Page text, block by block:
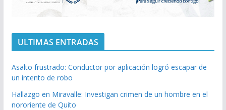
ULTIMAS ENTRADAS
Asalto frustrado: Conductor por aplicación logró escapar de
un intento de robo
Hallazgo en Miravalle: Investigan crimen de un hombre en el
nororiente de Quito